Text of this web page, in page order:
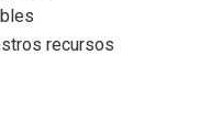
recursos